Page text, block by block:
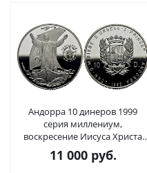
Андорра 10 динеров 1999
серия миллениум,
воскресение Иисуса Христа
KM 163 серебро PROOF 11-153-
42
11 000руб.